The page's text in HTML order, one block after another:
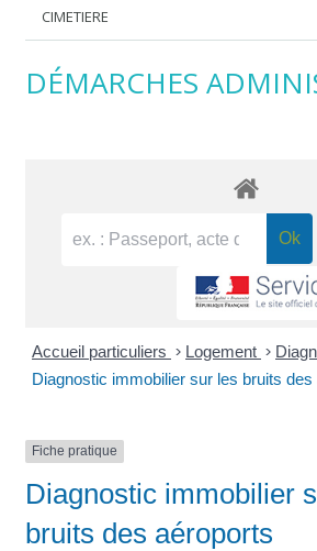
CIMETIERE
DÉMARCHES
Accueil particuliers > Logement >
Diagnostic immobilier sur les bruits des
Fiche pratique
Diagnostic immobilier
bruits des aéroports